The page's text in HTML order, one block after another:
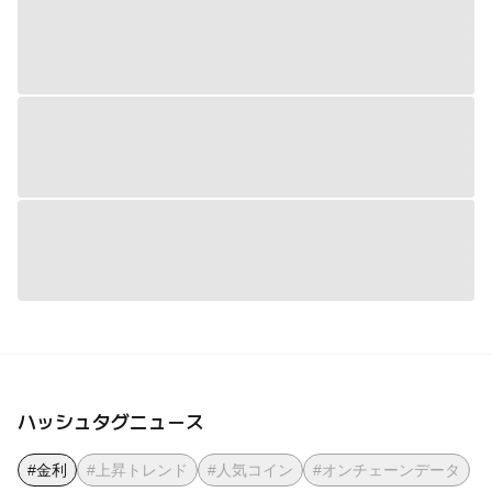
ハッシュタグニュース
#金利 #上昇トレンド #人気コイン #オンチェーンデータ